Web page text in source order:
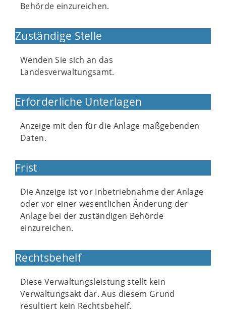
Behörde einzureichen.
Zuständige Stelle
Wenden Sie sich an das
Landesverwaltungsamt.
Erforderliche Unterlagen
Anzeige mit den für die Anlage maßgebenden
Daten.
Frist
Die Anzeige ist vor Inbetriebnahme der Anlage
oder vor einer wesentlichen Änderung der
Anlage bei der zuständigen Behörde
einzureichen.
Rechtsbehelf
Diese Verwaltungsleistung stellt kein
Verwaltungsakt dar. Aus diesem Grund
resultiert kein Rechtsbehelf.